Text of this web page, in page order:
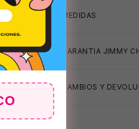
MEDIDAS
GARANTIA JIMMY
CAMBIOS Y